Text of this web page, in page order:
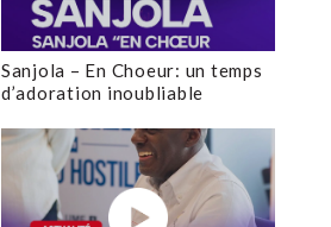
Sanjola – En Choeur: un temps
d’adoration inoubliable